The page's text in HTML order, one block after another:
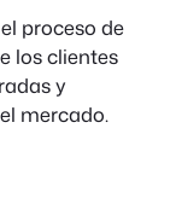
proceso de
los clientes
y
mercado.